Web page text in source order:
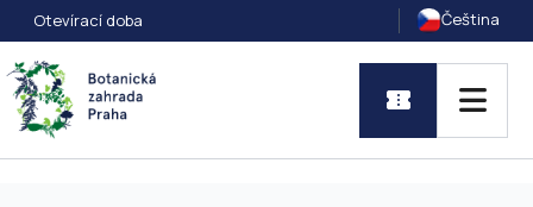
Otevírací doba Čeština